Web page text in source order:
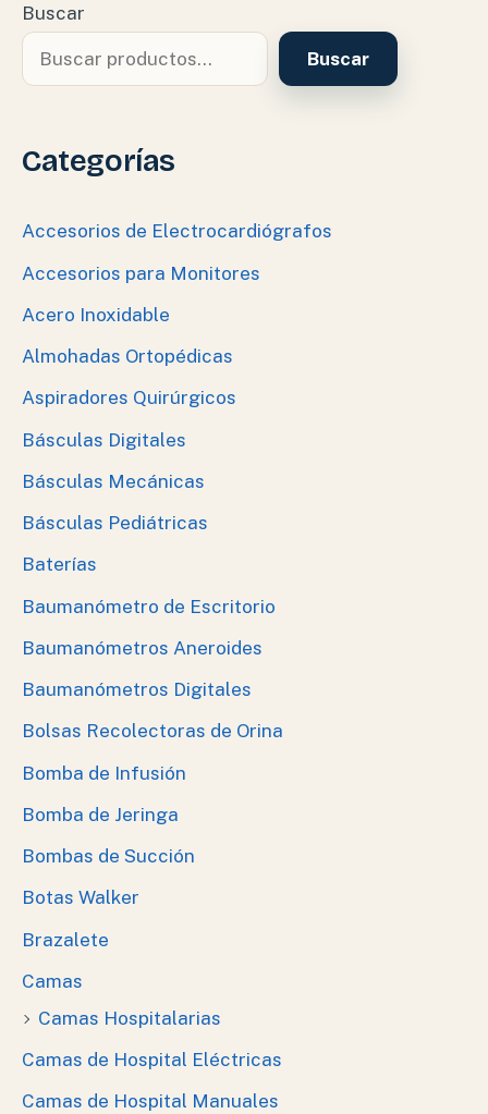
Buscar
Buscar
Categorías
Accesorios de Electrocardiógrafos
Accesorios para Monitores
Acero Inoxidable
Almohadas Ortopédicas
Aspiradores Quirúrgicos
Básculas Digitales
Básculas Mecánicas
Básculas Pediátricas
Baterías
Baumanómetro de Escritorio
Baumanómetros Aneroides
Baumanómetros Digitales
Bolsas Recolectoras de Orina
Bomba de Infusión
Bomba de Jeringa
Bombas de Succión
Botas Walker
Brazalete
Camas
Camas Hospitalarias
Camas de Hospital Eléctricas
Camas de Hospital Manuales